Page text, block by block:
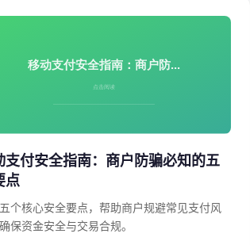
支付安全指南：商户防骗必知的五
点
个核心安全要点，帮助商户规避常见支付风
保资金安全与交易合规。